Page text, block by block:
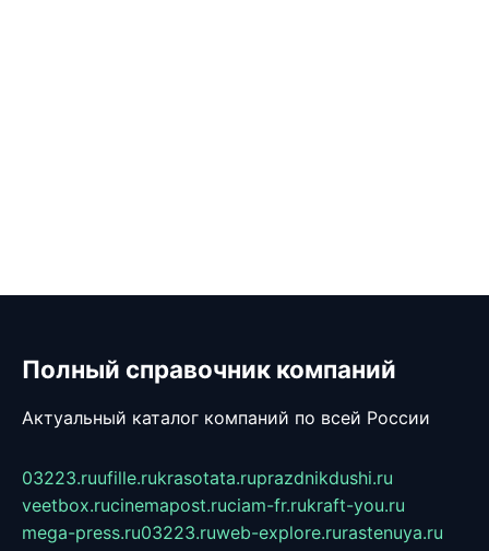
Полный справочник компаний
Актуальный каталог компаний по всей России
03223.ruufille.rukrasotata.ruprazdnikdushi.ru
veetbox.rucinemapost.ruciam-fr.rukraft-you.ru
mega-press.ru03223.ruweb-explore.rurastenuya.ru